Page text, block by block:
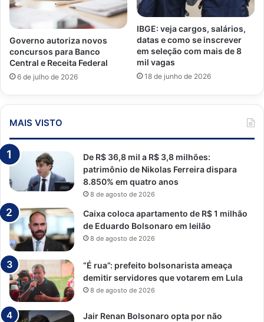
Governo autoriza novos
concursos para Banco
Central e Receita Federal
6 de julho de 2026
IBGE: veja cargos, salários,
datas e como se inscrever
em seleção com mais de 8
mil vagas
18 de junho de 2026
MAIS VISTO
De R$ 36,8 mil a R$ 3,8 milhões:
patrimônio de Nikolas Ferreira dispara
8.850% em quatro anos
8 de agosto de 2026
Caixa coloca apartamento de R$ 1 milhão
de Eduardo Bolsonaro em leilão
8 de agosto de 2026
“É rua”: prefeito bolsonarista ameaça
demitir servidores que votarem em Lula
8 de agosto de 2026
Jair Renan Bolsonaro opta por não